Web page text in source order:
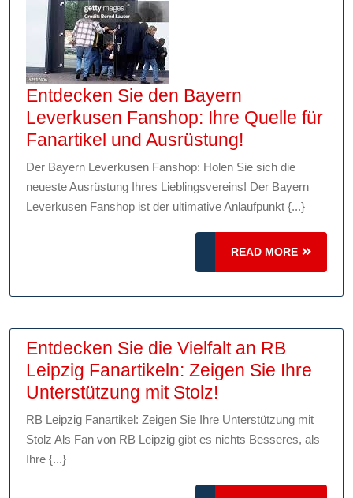
Entdecken Sie den Bayern
Leverkusen Fanshop: Ihre Quelle für
Fanartikel und Ausrüstung!
Sie
den
Bayern
Leverkusen
Fanshop:
Ihre
Quelle
Fanartikel
und
Ausrüstung!
Der Bayern Leverkusen Fanshop: Holen Sie sich die
neueste Ausrüstung Ihres Lieblingsvereins! Der Bayern
Leverkusen Fanshop ist der ultimative Anlaufpunkt {...}
READ MORE
READ
MORE
Entdecken Sie die Vielfalt an RB
Leipzig Fanartikeln: Zeigen Sie Ihre
Unterstützung mit Stolz!
Sie
die
an
RB Leipzig Fanartikel: Zeigen Sie Ihre Unterstützung mit
Stolz Als Fan von RB Leipzig gibt es nichts Besseres, als
Ihre {...}